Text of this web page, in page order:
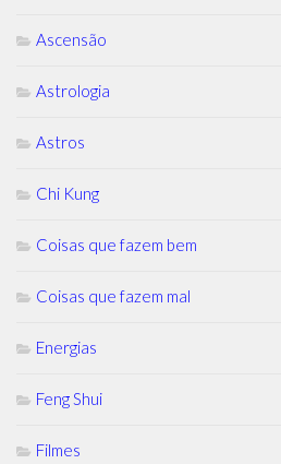
Ascensão
Astrologia
Astros
Chi Kung
Coisas que fazem bem
Coisas que fazem mal
Energias
Feng Shui
Filmes